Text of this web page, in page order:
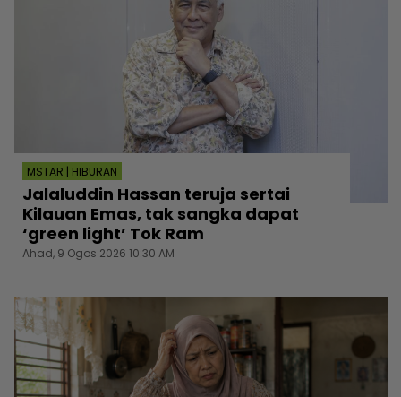
MSTAR | HIBURAN
Jalaluddin Hassan teruja sertai
Kilauan Emas, tak sangka dapat
‘green light’ Tok Ram
Ahad, 9 Ogos 2026 10:30 AM